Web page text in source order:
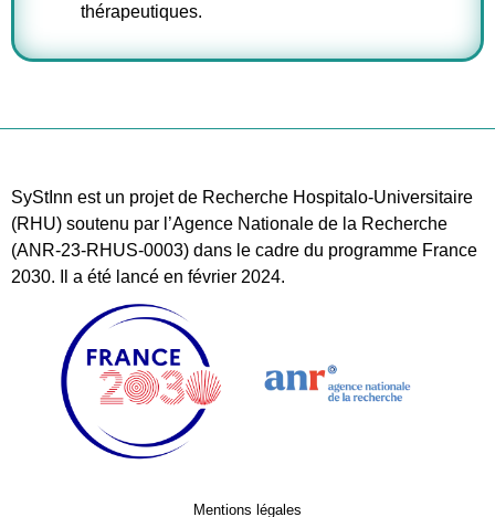
thérapeutiques.
SyStInn est un projet de Recherche Hospitalo-Universitaire
(RHU) soutenu par l’Agence Nationale de la Recherche
(ANR-23-RHUS-0003) dans le cadre du programme France
2030. Il a été lancé en février 2024.
Mentions légales